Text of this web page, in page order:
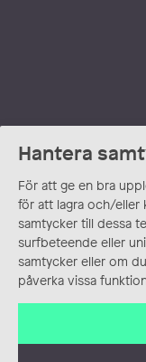
Hantera
För att ge en bra
för att lagra och/eller
samtycker till dessa
surfbeteende eller
samtycker eller om
påverka vissa